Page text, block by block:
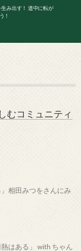
み出す！ 道中に転が
！
むコミュニティ
相田みつをさんにみ
はある」 with ちゃん